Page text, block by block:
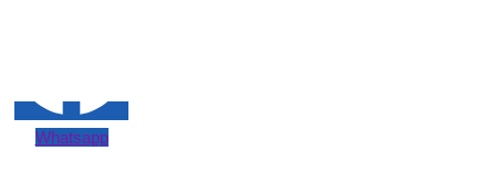
Whatsapp